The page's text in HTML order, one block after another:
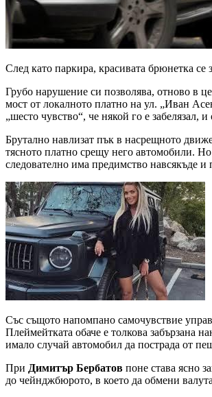
След като паркира, красивата брюнетка се
Грубо нарушение си позволява, отново в
мост от локалното платно на ул. „Иван
„шесто чувство“, че някой го е забелязал,
Брутално навлизат пък в насрещното
тясното платно срещу него автомобили.
следователно има предимство навсякъде и
Със същото напомпано самочувствие
Плеймейтката обаче е толкова забързана
имало случай автомобил да пострада от
При Димитър Бербатов поне става ясно
до чейнджбюрото, в което да обмени